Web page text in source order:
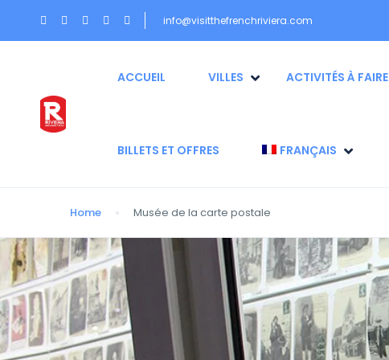
info@visitthefrenchriviera.com
ACCUEIL VILLES ACTIVITÉS À FAIRE
BILLETS ET OFFRES FRANÇAIS
Home Musée de la carte postale